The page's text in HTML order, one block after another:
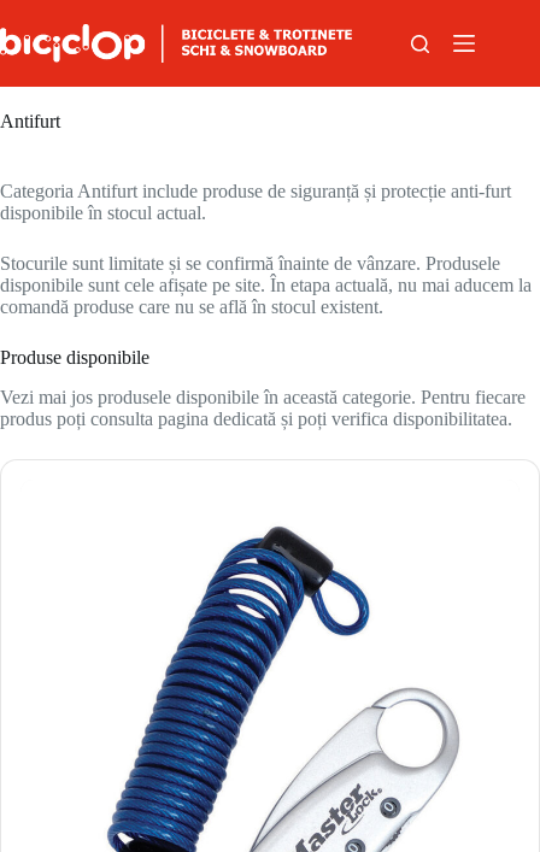
Antifurt
Categoria Antifurt include produse de siguranță și protecție anti-furt
disponibile în stocul actual.
Stocurile sunt limitate și se confirmă înainte de vânzare. Produsele
disponibile sunt cele afișate pe site. În etapa actuală, nu mai aducem la
comandă produse care nu se află în stocul existent.
Produse disponibile
Vezi mai jos produsele disponibile în această categorie. Pentru fiecare
produs poți consulta pagina dedicată și poți verifica disponibilitatea.